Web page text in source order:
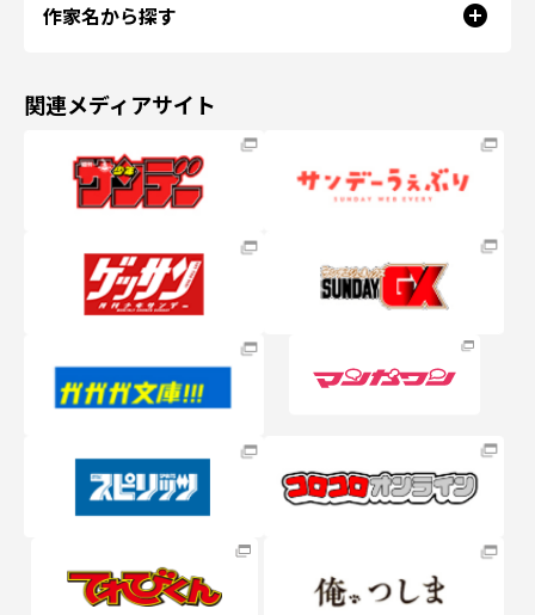
作家名から探す
関連メディアサイト